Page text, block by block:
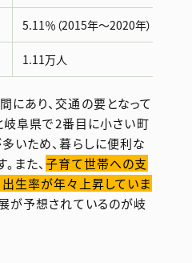
5.11％（2015年～2020年）
1.11万人
にあり、交通の要となって
岐阜県で2番目に小さい町
いため、暮らしに便利な
また、子育て世帯への支
生率が年々上昇していま
が予想されているのが岐